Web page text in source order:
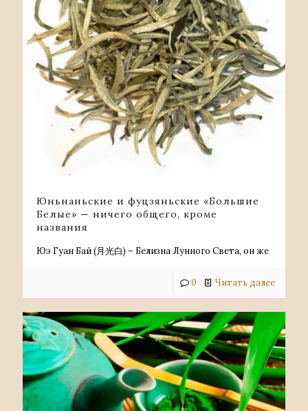
Юньнаньские и фуцзяньские «Большие
Белые» — ничего общего, кроме
названия
Юэ Гуан Бай (月光白) – Белизна Лунного Света, он же
0 Читать далее